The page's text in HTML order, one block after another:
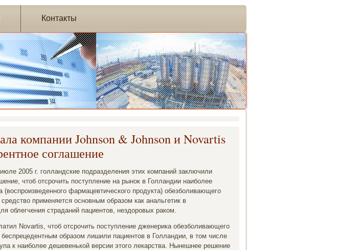
Контакты
компании Johnson & Johnson и Novartis
соглашение
2005 г. голландские подразделения этих компаний заключили
чтоб отсрочить поступление на рынок в Голландии наиболее
(воспроизведенного фармацевтического продукта) обезболивающего
применяется основным образом как анальгетик в
облегчения страданий пациентов, нездоровых раком.
Novartis, чтоб отсрочить поступление дженерика обезболивающего
образом лишили пациентов в Голландии, в том числе
к наиболее дешевенькой версии этого лекарства. Нынешнее решение